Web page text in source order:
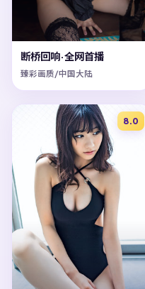
断桥回响·全网首播
臻彩画质/中国大陆
8.0